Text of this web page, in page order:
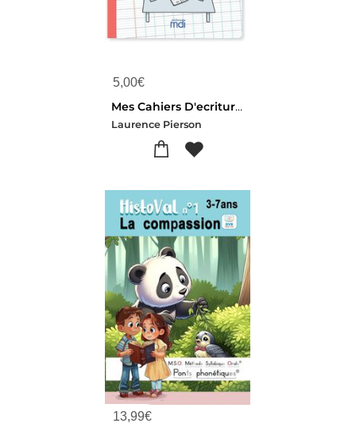
5,00€
Mes Cahiers D'ecriture : Cp ; Apprentissage ; Les Minuscules (edition 2018)
Laurence Pierson
13,99€